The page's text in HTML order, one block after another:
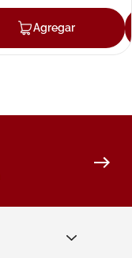
Agregar
Agregar